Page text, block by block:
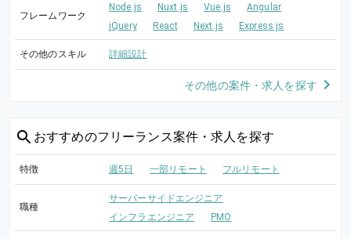
フレームワーク
Node.js Nuxt.js Vue.js
Angular
jQuery
React Next.js Express.js
その他のスキル 詳細設計
その他の案件・求人を探す
おすすめのフリーランス案件・求人を探す
特徴 週5日 一部リモート フルリモート
職種
サーバーサイドエンジニア
インフラエンジニア
PMO